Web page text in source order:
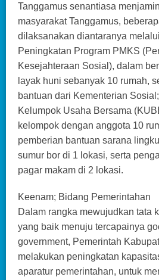
Tanggamus senantiasa
masyarakat Tanggamus,
dilaksanakan diantaranya
Peningkatan Program PMKS
Kesejahteraan Sosial), dalam
layak huni sebanyak 10 rumah,
bantuan dari Kementerian
Kelumpok Usaha Bersama
kelompok dengan anggota 10
pemberian bantuan sarana
sumur bor di 1 lokasi, serta
pagar makam di 2 lokasi.
Keenam; Bidang Pemerintahan
Dalam rangka mewujudkan tata
yang baik menuju tercapainya
government, Pemerintah
melakukan peningkatan
aparatur pemerintahan, untuk